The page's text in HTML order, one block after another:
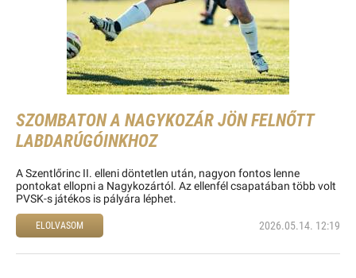
SZOMBATON A NAGYKOZÁR JÖN FELNŐTT
LABDARÚGÓINKHOZ
A Szentlőrinc II. elleni döntetlen után, nagyon fontos lenne
pontokat ellopni a Nagykozártól. Az ellenfél csapatában több volt
PVSK-s játékos is pályára léphet.
ELOLVASOM 2026.05.14. 12:19